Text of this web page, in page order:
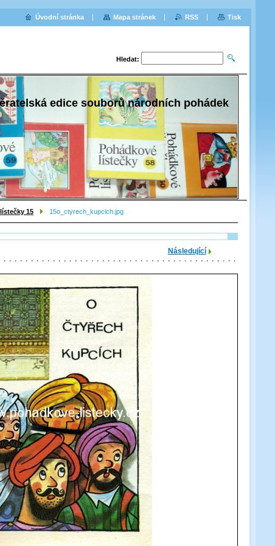
Hledat:
edice souborů národních pohádek
15 15o_ctyrech_kupcich.jpg
Následující
Úvodní stránka Mapa stránek RSS Tisk